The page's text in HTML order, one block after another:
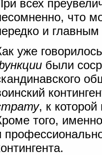
всех
что
и
уже
были
, к
того,